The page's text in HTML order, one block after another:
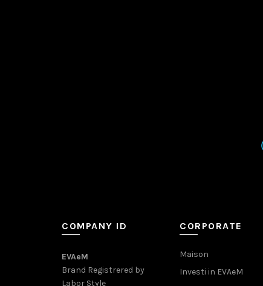
COMPANY ID
EVAeM
Brand Registrered by
Labor Style
CORPORATE
Maison
Investi in EVAeM